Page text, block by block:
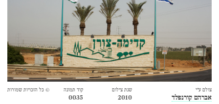
צולם ע״י
אברהם קורנפלד
שנת צילום
2010
קוד תמונה
0035
© כל הזכויות שמורות